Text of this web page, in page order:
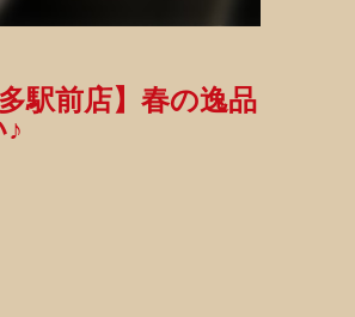
駅前店】春の逸品